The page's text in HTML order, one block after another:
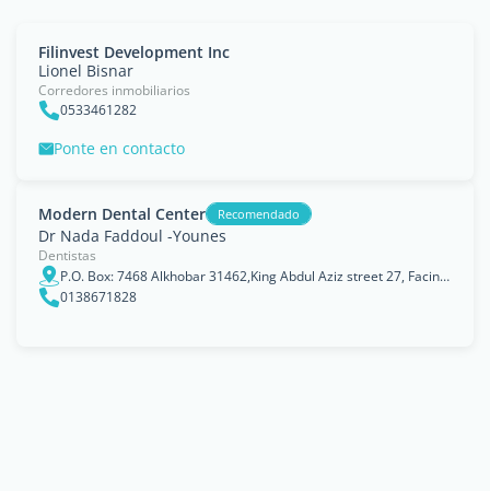
Filinvest Development Inc
Lionel Bisnar
Corredores inmobiliarios
0533461282
Ponte en contacto
Modern Dental Center Recomendado
Dr Nada Faddoul -Younes
Dentistas
P.O. Box: 7468 Alkhobar 31462,King Abdul Aziz street 27, Facing Silver Tower, Eastern Province
0138671828